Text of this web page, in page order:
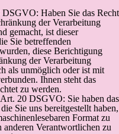
Haben Sie das Recht
der Verarbeitung
gemacht, ist dieser
Sie betreffenden
diese Berichtigung
der Verarbeitung
als unmöglich oder ist mit
Ihnen steht das
zu werden.
20 DSGVO: Sie haben das
Sie uns bereitgestellt haben,
Format zu
Verantwortlichen zu